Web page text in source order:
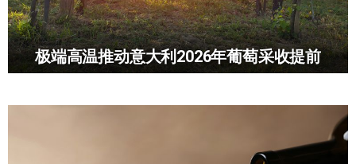
极端高温推动意大利2026年葡萄采收提前